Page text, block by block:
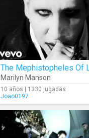
Marilyn Manson
10 años | 1330 jugadas
Joao0197